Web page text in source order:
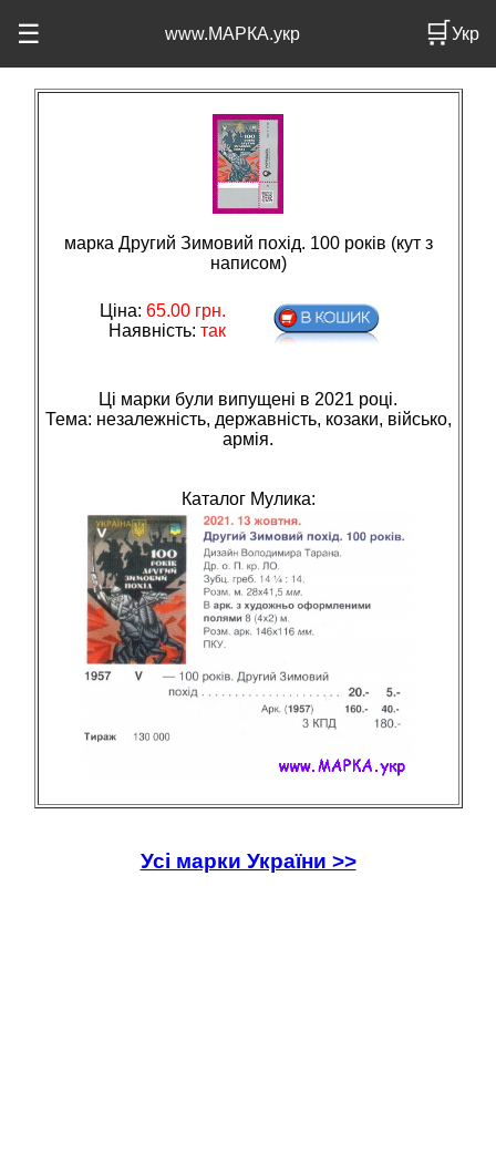
☰ www.МАРКА.укр 🛒Укр
марка Другий Зимовий похід. 100 років (кут з
написом)
Ціна: 65.00грн.
Наявність: так
Ці марки були випущені в 2021 році.
Тема: незалежнiсть, державнiсть, козаки, вiйсько,
армiя.
Каталог Мулика:
Усі марки України >>